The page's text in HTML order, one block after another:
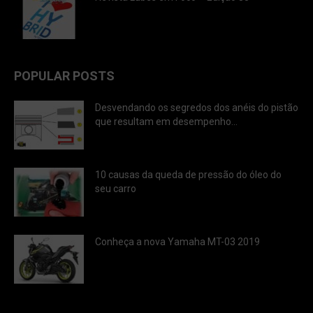
POPULAR POSTS
Desvendando os segredos dos anéis do pistão
que resultam em desempenho...
10 causas da queda de pressão do óleo do
seu carro
Conheça a nova Yamaha MT-03 2019